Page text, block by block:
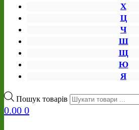
Х
Ц
Ч
Ш
Щ
Ю
Я
Пошук товарів
0.00 0